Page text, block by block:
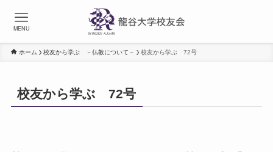
MENU
ホーム 校友から学ぶ －仏教について－ 校友から学ぶ 72号
校友から学ぶ 72号